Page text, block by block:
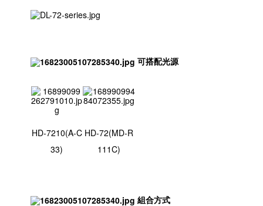
可搭配光源
HD-7210(A-C
33)
HD-72(MD-R
111C)
組合方式